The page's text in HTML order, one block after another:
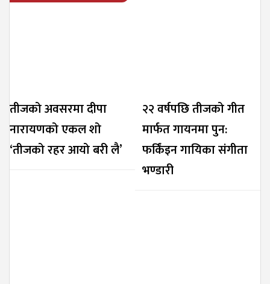
तीजको अवसरमा दीपा
नारायणको एकल शो
‘तीजको रहर आयो बरी लै’
२२ वर्षपछि तीजको गीत
मार्फत गायनमा पुन:
फर्किंइन गायिका संगीता
भण्डारी